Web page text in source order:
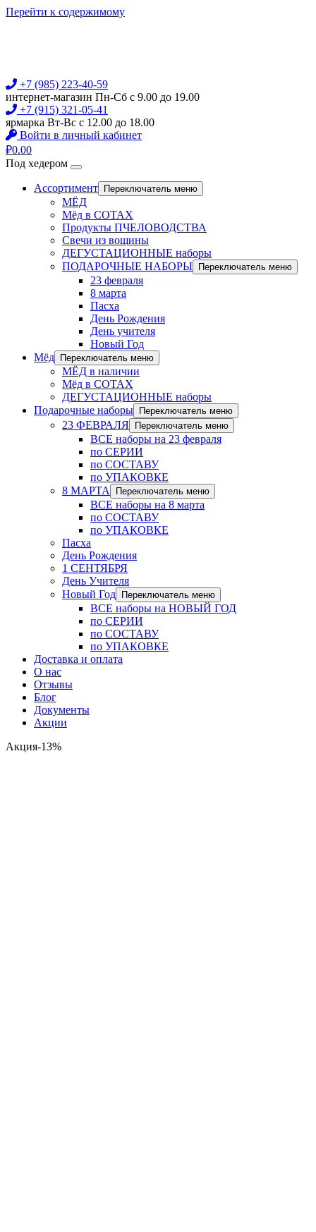
Перейти к содержимому
+7 (985) 223-40-59
интернет-магазин Пн-Сб с 9.00 до 19.00
+7 (915) 321-05-41
ярмарка Вт-Вс с 12.00 до 18.00
Войти в личный кабинет
₽0.00
Под хедером
Ассортимент Переключатель меню
МЁД
Мёд в СОТАХ
Продукты ПЧЕЛОВОДСТВА
Свечи из вощины
ДЕГУСТАЦИОННЫЕ наборы
ПОДАРОЧНЫЕ НАБОРЫ
Переключатель меню
23 февраля
8 марта
Пасха
День Рождения
День учителя
Новый Год
Мёд
Переключатель меню
МЁД в наличии
Мёд в СОТАХ
ДЕГУСТАЦИОННЫЕ наборы
Подарочные наборы
Переключатель меню
23 ФЕВРАЛЯ Переключатель меню
ВСЕ наборы на 23 февраля
по СЕРИИ
по СОСТАВУ
по УПАКОВКЕ
8 МАРТА
Переключатель меню
ВСЕ наборы на 8 марта
по СОСТАВУ
по УПАКОВКЕ
Пасха
День Рождения
1 СЕНТЯБРЯ
День Учителя
Новый Год
Переключатель меню
ВСЕ наборы на НОВЫЙ ГОД
по СЕРИИ
по СОСТАВУ
по УПАКОВКЕ
Доставка и оплата
О нас
Отзывы
Блог
Документы
Акции
Акция-13%